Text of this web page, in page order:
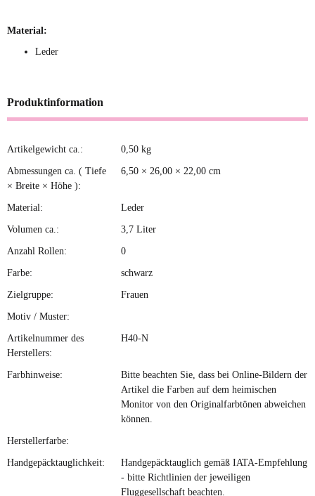
Material:
Leder
Produktinformation
Produkteigenschaft
Wert
Artikelgewicht ca.: 0,50 kg
Abmessungen ca. ( Tiefe
× Breite × Höhe ):
6,50 × 26,00 × 22,00 cm
Material: Leder
Volumen ca.: 3,7 Liter
Anzahl Rollen: 0
Farbe: schwarz
Zielgruppe: Frauen
Motiv / Muster:
Artikelnummer des
Herstellers:
H40-N
Farbhinweise:
Bitte beachten Sie, dass bei Online-Bildern der
Artikel die Farben auf dem heimischen
Monitor von den Originalfarbtönen abweichen
können.
Herstellerfarbe:
Handgepäcktauglichkeit:
Handgepäcktauglich gemäß IATA-Empfehlung
- bitte Richtlinien der jeweiligen
Fluggesellschaft beachten.